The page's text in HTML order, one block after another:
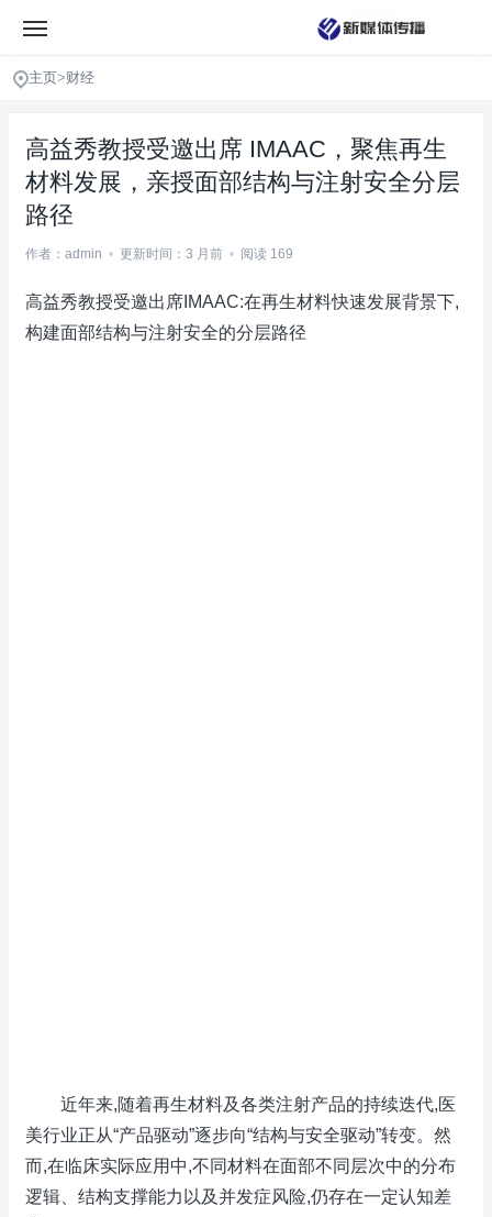
主页>财经
高益秀教授受邀出席 IMAAC，聚焦再生
材料发展，亲授面部结构与注射安全分层
路径
作者：admin • 更新时间：3 月前 • 阅读 169
高益秀教授受邀出席IMAAC:在再生材料快速发展背景下,
构建面部结构与注射安全的分层路径
近年来,随着再生材料及各类注射产品的持续迭代,医
美行业正从“产品驱动”逐步向“结构与安全驱动”转变。然
而,在临床实际应用中,不同材料在面部不同层次中的分布
逻辑、结构支撑能力以及并发症风险,仍存在一定认知差